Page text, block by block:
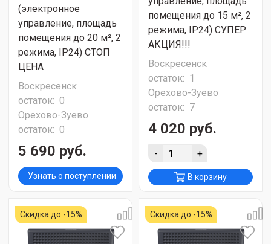
(электронное
управление, площадь
помещения до 20 м², 2
режима, IP24) СТОП
ЦЕНА
Воскресенск
остаток: 0
Орехово-Зуево
остаток: 0
5 690 руб.
Узнать о поступлении
помещения до 15 м², 2
режима, IP24) СУПЕР
АКЦИЯ!!!
Воскресенск
остаток: 1
Орехово-Зуево
остаток: 7
4 020 руб.
- +
В корзину
Скидка до -15% Скидка до -15%